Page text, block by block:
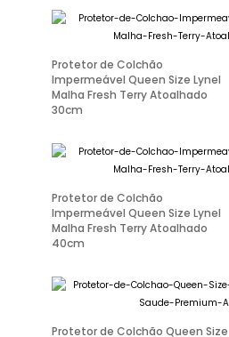
Protetor de Colchão
Impermeável Queen Size Lynel
Malha Fresh Terry Atoalhado
30cm
Protetor de Colchão
Impermeável Queen Size Lynel
Malha Fresh Terry Atoalhado
40cm
Protetor de Colchão Queen Size